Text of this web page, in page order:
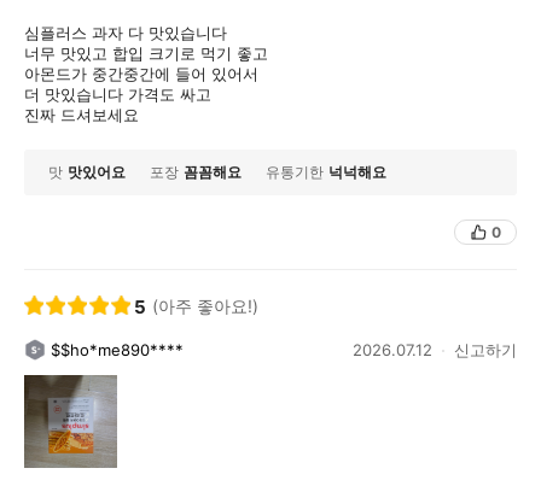
심플러스 과자 다 맛있습니다
너무 맛있고 합입 크기로 먹기 좋고
아몬드가 중간중간에 들어 있어서
더 맛있습니다 가격도 싸고
진짜 드셔보세요
맛 맛있어요 포장 꼼꼼해요 유통기한 넉넉해요
0
5 (아주 좋아요!)
$$ho*me890**** 2026.07.12 신고하기